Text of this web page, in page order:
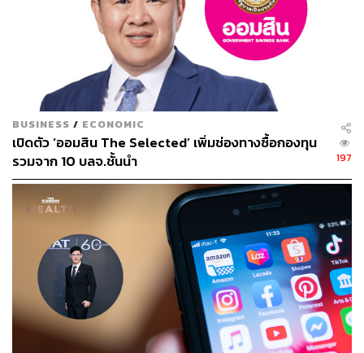
ABOUT THE AUTHOR
efinanceThai
efinanceThai สำนักข่าวอีไฟแนนซ์ไทย สรุป
ประเด็นข่าวหุ้นล่าสุด-เศรษฐกิจ-การเงิน ที่
รวดเร็วและน่าเชื่อถือที่สุด
www.efinancethai.com
BUSINESS / ECONOMIC
เปิดตัว ‘ออมสิน The Selected’ เพิ่มช่องทางซื้อกองทุน
รวมจาก 10 บลจ.ชั้นนำ
197